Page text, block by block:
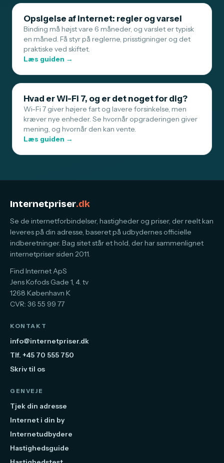
Opsigelse af internet: regler og varsel
Binding må højst vare 6 måneder, og varslet er typisk
en måned. Få styr på reglerne, prisstigninger og det
praktiske ved skiftet.
Læs guiden →
Hvad er Wi-Fi 7, og er det noget for dig?
Wi-Fi 7 giver højere fart og lavere forsinkelse, men
kræver nye enheder. Se hvornår opgraderingen giver
mening, og hvornår den kan vente.
Læs guiden →
Internetpriser.dk
Se de internetforbindelser, hastigheder og priser, der reelt kan
leveres på din adresse, baseret på udbydernes officielle
indberetninger. Bag sitet står et hold, der har sammenlignet
internetpriser siden 2011.
Find Internet ApS
Jens Kofods Gade 1, 4. tv
1268 København K
CVR: 36 55 99 77
KONTAKT
info@internetpriser.dk
Tlf. +45 70 555 750
Skriv til os
GENVEJE
Tjek din adresse
Internet i din by
Internetudbydere
Hastighedsguide